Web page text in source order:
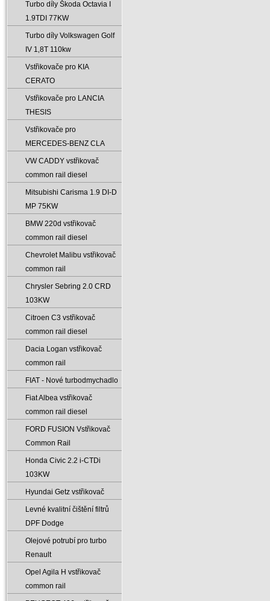
Turbo díly Škoda Octavia I
1.9TDI 77KW
Turbo díly Volkswagen Golf
IV 1‚8T 110kw
Vstřikovače pro KIA
CERATO
Vstřikovače pro LANCIA
THESIS
Vstřikovače pro
MERCEDES-BENZ CLA
VW CADDY vstřikovač
common rail diesel
Mitsubishi Carisma 1.9 DI-D
MP 75KW
BMW 220d vstřikovač
common rail diesel
Chevrolet Malibu vstřikovač
common rail
Chrysler Sebring 2.0 CRD
103KW
Citroen C3 vstřikovač
common rail diesel
Dacia Logan vstřikovač
common rail
FIAT - Nové turbodmychadlo
Fiat Albea vstřikovač
common rail diesel
FORD FUSION Vstřikovač
Common Rail
Honda Civic 2.2 i-CTDi
103KW
Hyundai Getz vstřikovač
Levné kvalitní čištění filtrů
DPF Dodge
Olejové potrubí pro turbo
Renault
Opel Agila H vstřikovač
common rail